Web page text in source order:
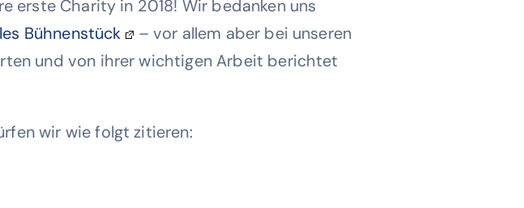
erste Charity in 2018! Wir bedanken uns
Bühnenstück
– vor allem aber bei unseren
und von ihrer wichtigen Arbeit berichtet
wir wie folgt zitieren: